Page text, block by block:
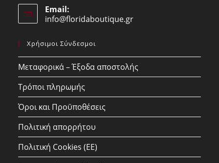
application
in
your
Email:
info@floridaboutique.grOpens
Χρήσιμοι Σύνδεσμοι
Μεταφορικά – Έξοδα αποστολής
Τρόποι πληρωμής
Όροι και Προϋποθέσεις
Πολιτική απορρήτου
Πολιτική Cookies (ΕΕ)